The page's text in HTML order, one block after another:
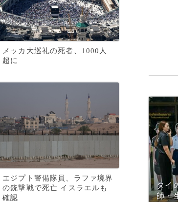
メッカ大巡礼の死者、1000人
超に
エジプト警備隊員、ラファ境界
の銃撃戦で死亡 イスラエルも
確認
タイ
師・